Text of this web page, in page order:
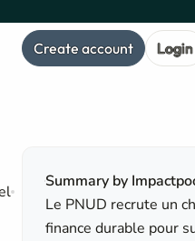
Create account Login
Summary by
Le PNUD recrute un
finance durable pour